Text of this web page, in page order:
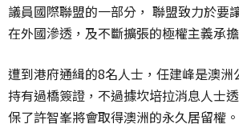
議員國際聯盟的一部分， 聯盟致力於要
在外國滲透，及不斷擴張的極權主義承
遭到港府通緝的8名人士，任建峰是澳洲
持有過橋簽證，不過據坎培拉消息人士
保了許智峯將會取得澳洲的永久居留權。